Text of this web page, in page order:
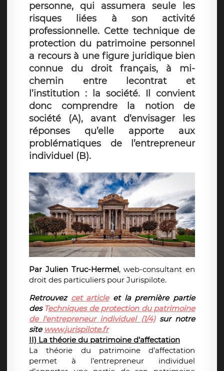
personne, qui assumera seule les
risques liées à son activité
professionnelle. Cette technique de
protection du patrimoine personnel
a recours à une figure juridique bien
connue du droit français, à mi-
chemin entre lecontrat et
l’institution : la société. Il convient
donc comprendre la notion de
société (A), avant d’envisager les
réponses qu’elle apporte aux
problématiques de l’entrepreneur
individuel (B).
Par Julien Truc-Hermel, web-consultant en
droit des particuliers pour Jurispilote.
Retrouvez cet articleet la première partie
des Techniques de protection du patrimoine
de l'entrepreneur individuel (1/4)sur notre
site www.jurispilote.fr
II) La théorie du patrimoine d’affectation
La théorie du patrimoine d’affectation
permet à l’entrepreneur individuel